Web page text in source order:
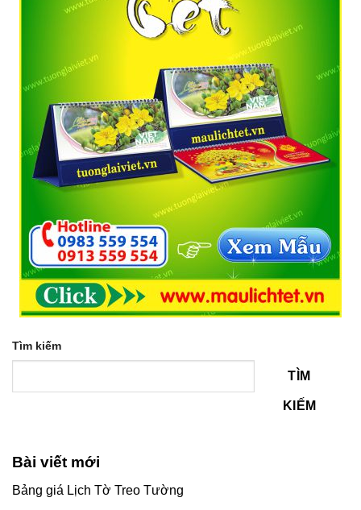
Tìm kiếm
TÌM
KIẾM
Bài viết mới
Bảng giá Lịch Tờ Treo Tường